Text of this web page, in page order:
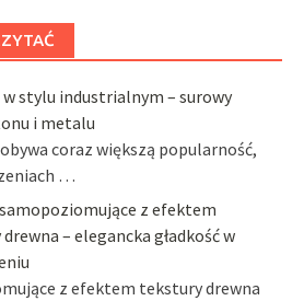
w stylu industrialnym – surowy
i metalu
coraz większą popularność,
…
z efektem
– elegancka gładkość w
z efektem tekstury drewna